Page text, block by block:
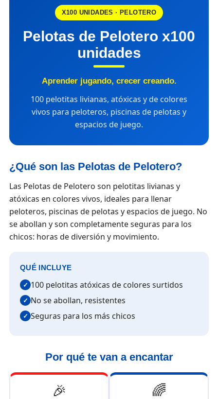
X100 UNIDADES · PELOTERO
Pelotas de Pelotero x100
unidades
Aprender jugando, crecer creando.
100 pelotitas livianas, atóxicas y de colores
vivos para peloteros, piscinas de pelotas y
espacios de juego.
¿Qué son las Pelotas de Pelotero?
Las Pelotas de Pelotero son pelotitas livianas y
atóxicas en colores vivos, ideales para llenar
peloteros, piscinas de pelotas y espacios de juego. No
se abollan y son completamente seguras para los
chicos: horas de diversión y movimiento.
QUÉ INCLUYE
✓ 100 pelotitas atóxicas de colores surtidos
✓ No se abollan, resistentes
✓ Seguras para los más chicos
Por qué te van a encantar
🎉 🌈